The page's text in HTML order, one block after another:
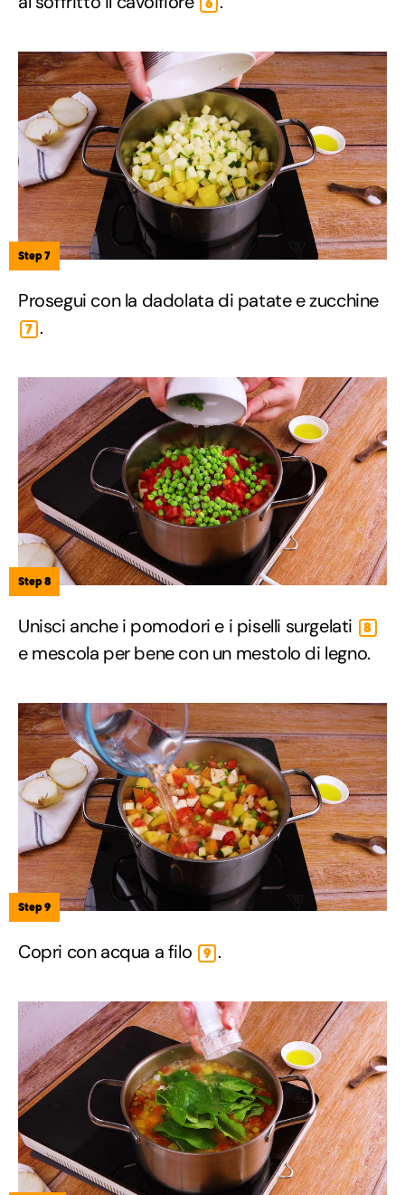
6
Step 7
Prosegui con la dadolata di patate e zucchine
7 .
Step 8
Unisci anche i pomodori e i piselli surgelati 8
e mescola per bene con un mestolo di legno.
Step 9
Copri con acqua a filo 9 .